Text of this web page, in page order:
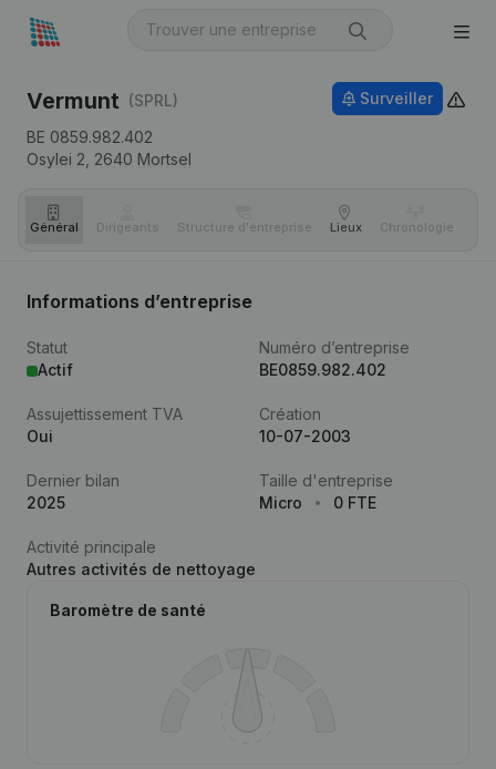
Vermunt (SPRL)
BE 0859.982.402
Osylei 2, 2640 Mortsel
Surveiller
Général Dirigeants Structure d'entreprise Lieux Chronologie
Informations d’entreprise
Statut
Actif
Numéro d’entreprise
BE0859.982.402
Assujettissement TVA
Oui
Création
10-07-2003
Dernier bilan
2025
Taille d'entreprise
Micro
0 FTE
Activité principale
Autres activités de nettoyage
Baromètre de santé